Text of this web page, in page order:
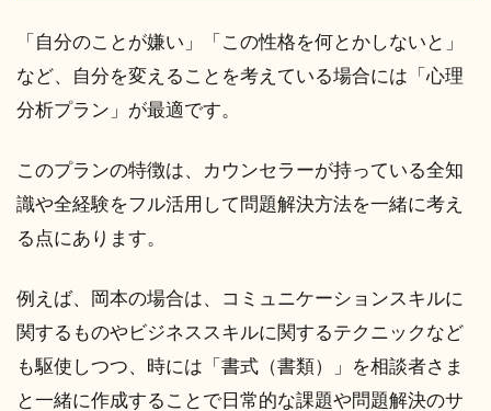
「自分のことが嫌い」「この性格を何とかしないと」
など、自分を変えることを考えている場合には「心理
分析プラン」が最適です。
このプランの特徴は、カウンセラーが持っている全知
識や全経験をフル活用して問題解決方法を一緒に考え
る点にあります。
例えば、岡本の場合は、コミュニケーションスキルに
関するものやビジネススキルに関するテクニックなど
も駆使しつつ、時には「書式（書類）」を相談者さま
と一緒に作成することで日常的な課題や問題解決のサ